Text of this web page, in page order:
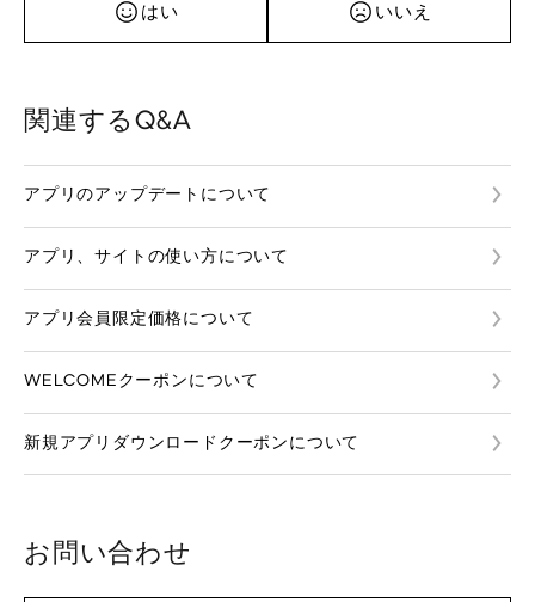
はい いいえ
関連するQ&A
アプリのアップデートについて
アプリ、サイトの使い方について
アプリ会員限定価格について
WELCOMEクーポンについて
新規アプリダウンロードクーポンについて
お問い合わせ